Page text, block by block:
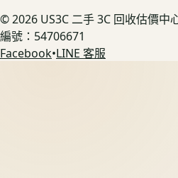
©2026 US3C 二手 3C 回收估價
編號：54706671
Facebook•LINE 客服